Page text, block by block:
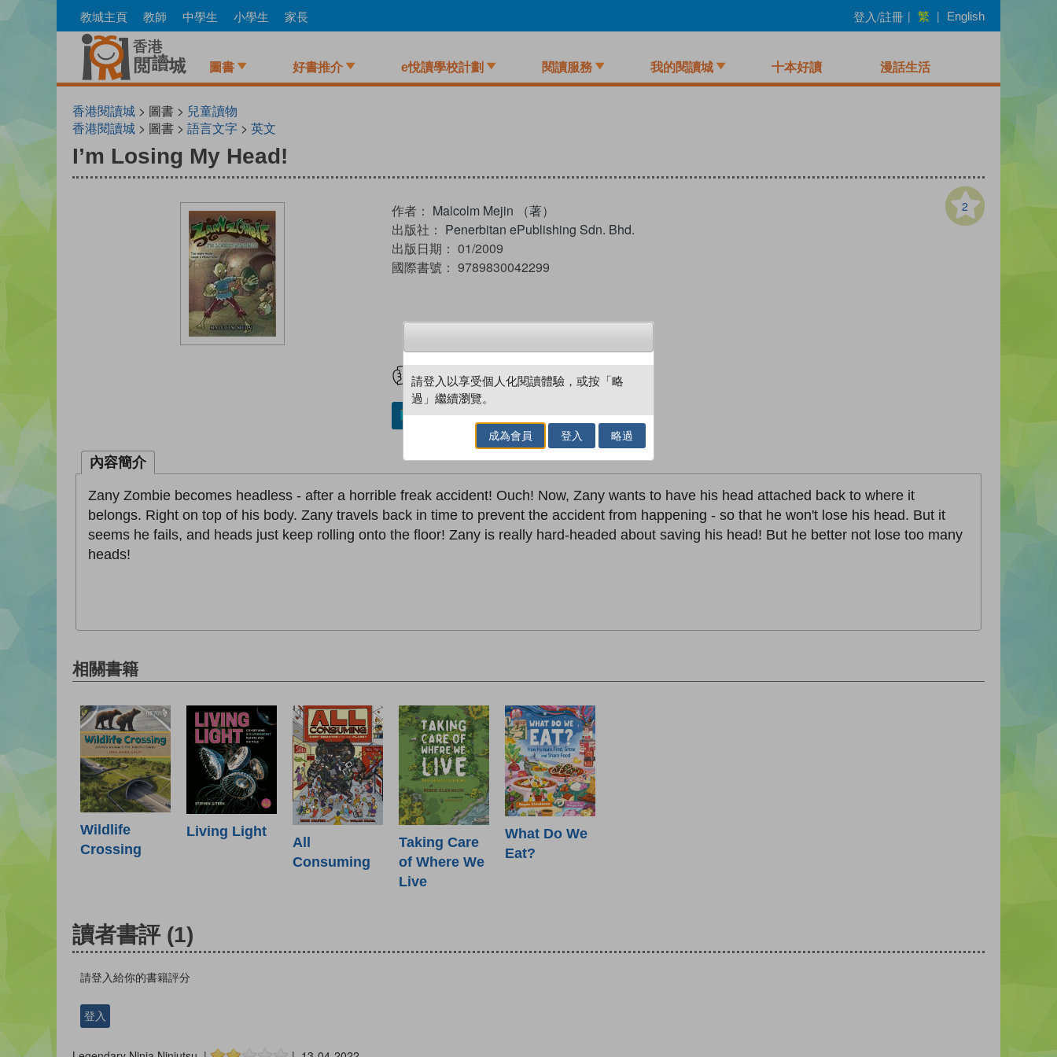
to
教城主頁 教師 中學生 小學生 家長 登入/註冊 | 繁 | English
圖書 好書推介 e悅讀學校計劃 閱讀服務 我的閱讀城 十本好讀 漫話生活
香港閱讀城 > 圖書 > 兒童讀物
香港閱讀城 > 圖書 > 語言文字 > 英文
I’m Losing My Head!
2
作者： Malcolm Mejin （著）
出版社： Penerbitan ePublishing Sdn. Bhd.
出版日期： 01/2009
國際書號： 9789830042299
試閲 加入閱讀紀錄
加入／閱讀電子書
內容簡介
Zany Zombie becomes headless - after a horrible freak accident! Ouch! Now, Zany wants to have his head attached back to where it
belongs. Right on top of his body. Zany travels back in time to prevent the accident from happening - so that he won't lose his head. But it
seems he fails, and heads just keep rolling onto the floor! Zany is really hard-headed about saving his head! But he better not lose too many
heads!
相關書籍
Wildlife
Crossing
Living Light
All
Consuming
Taking Care
of Where We
Live
What Do We
Eat?
讀者書評 (1)
請登入給你的書籍評分
登入
請登入以享受個人化閱讀體驗，或按「略
過」繼續瀏覽。
成為會員 登入 略過